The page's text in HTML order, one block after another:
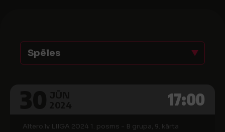
Spēles
17:00
Altero.lv LIIGA 2024 1. posms - B grupa, 9. kārta